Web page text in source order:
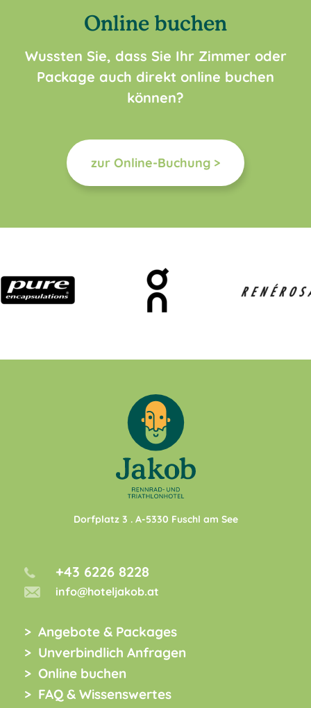
Online buchen
Wussten Sie, dass Sie Ihr Zimmer oder
Package auch direkt online buchen
können?
zur Online-Buchung >
Dorfplatz 3 . A-5330 Fuschl am See
+43 6226 8228
info@hoteljakob.at
Angebote & Packages
Unverbindlich Anfragen
Online buchen
FAQ & Wissenswertes